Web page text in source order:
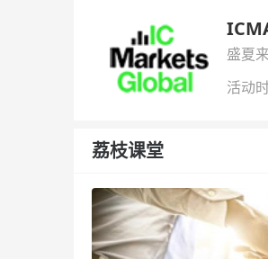
盛夏
金即
活动
荔枝课堂